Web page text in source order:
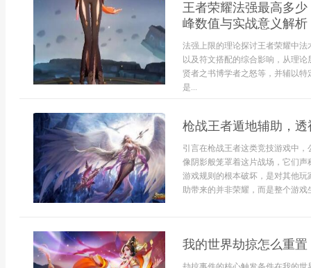
王者荣耀法强最高多
峰数值与实战意义解析
法强上限的理论探讨王者荣耀中
以及符文搭配的综合影响，从理
贤者之书博学者之怒等，并辅以
是...
枪战王者遁地辅助，
引言在枪战王者这类竞技游戏中
像阴影般笼罩着这片战场，它们
游戏规则的根本破坏，是对其他
助带来的并非荣耀，而是整个游
我的世界劫掠怎么重